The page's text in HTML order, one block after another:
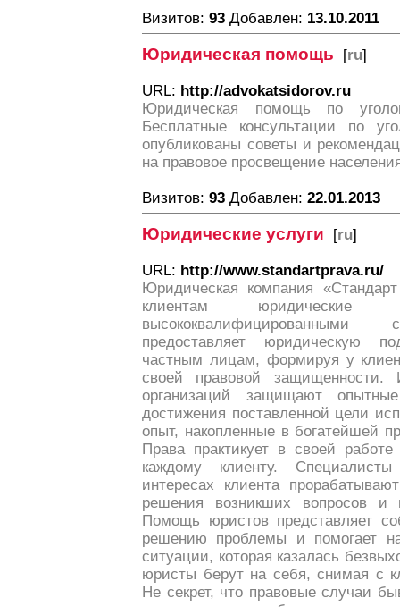
Визитов: 93 Добавлен: 13.10.2011
Юридическая помощь [ru]
URL: http://advokatsidorov.ru
Юридическая помощь по
Бесплатные консультации по
опубликованы советы и
на правовое просвещение
Визитов: 93 Добавлен: 22.01.2013
Юридические услуги [ru]
URL: http://www.standartprava.ru/
Юридическая компания
клиентам юридические
предоставляет юридическую
частным лицам, формируя у
своей правовой
организаций защищают
достижения поставленной цели
опыт, накопленные в богатейшей
Права практикует в своей
каждому клиенту.
интересах клиента
решения возникших вопросов и
Помощь юристов представляет
решению проблемы и помогает
ситуации, которая казалась
юристы берут на себя, снимая с
Не секрет, что правовые случаи